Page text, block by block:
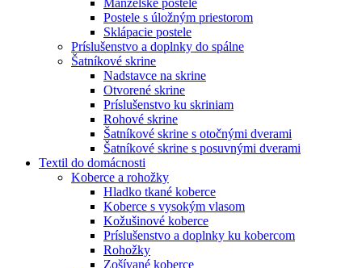
Postele s úložným priestorom
Sklápacie postele
Príslušenstvo a doplnky do spálne
Šatníkové skrine
Nadstavce na skrine
Otvorené skrine
Príslušenstvo ku skriniam
Rohové skrine
Šatníkové skrine s otočnými dverami
Šatníkové skrine s posuvnými dverami
Textil do domácnosti
Koberce a rohožky
Hladko tkané koberce
Koberce s vysokým vlasom
Kožušinové koberce
Príslušenstvo a doplnky ku kobercom
Rohožky
Zošívané koberce